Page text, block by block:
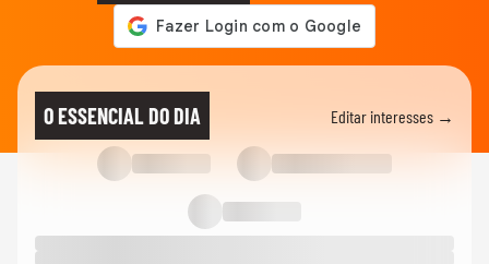
O ESSENCIAL DO DIA Editar interesses →